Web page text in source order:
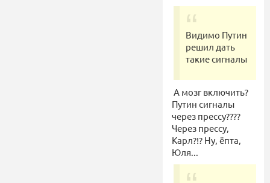
Видимо Путин
решил дать
такие сигналы
А мозг включить?
Путин сигналы
через прессу????
Через прессу,
Карл?!? Ну, ёпта,
Юля...